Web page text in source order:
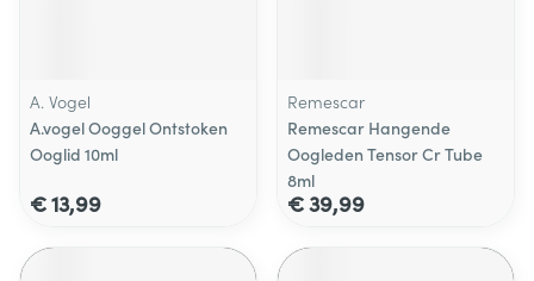
A. Vogel
A.vogel Ooggel Ontstoken
Ooglid 10ml
€ 13,99
Remescar
Remescar Hangende
Oogleden Tensor Cr Tube
8ml
€ 39,99